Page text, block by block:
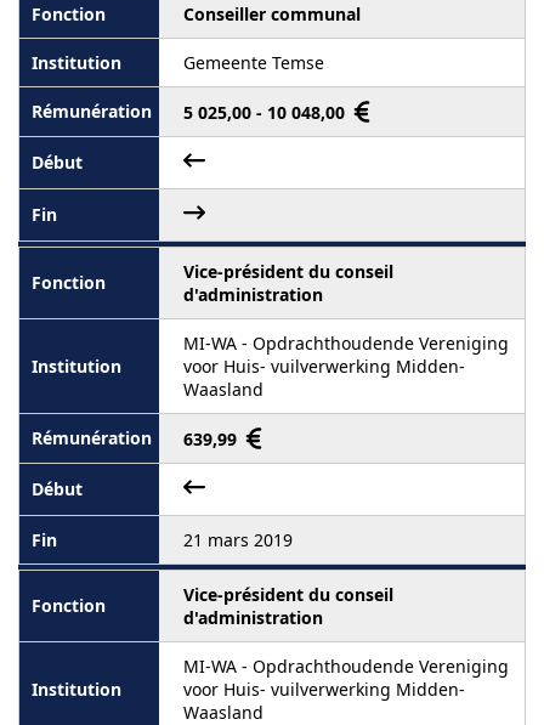
Conseiller communal
Gemeente Temse
5 025,00 - 10 048,00
Vice-président du conseil
d'administration
MI-WA - Opdrachthoudende Vereniging
voor Huis- vuilverwerking Midden-
Waasland
639,99
21 mars 2019
Vice-président du conseil
d'administration
MI-WA - Opdrachthoudende Vereniging
voor Huis- vuilverwerking Midden-
Waasland